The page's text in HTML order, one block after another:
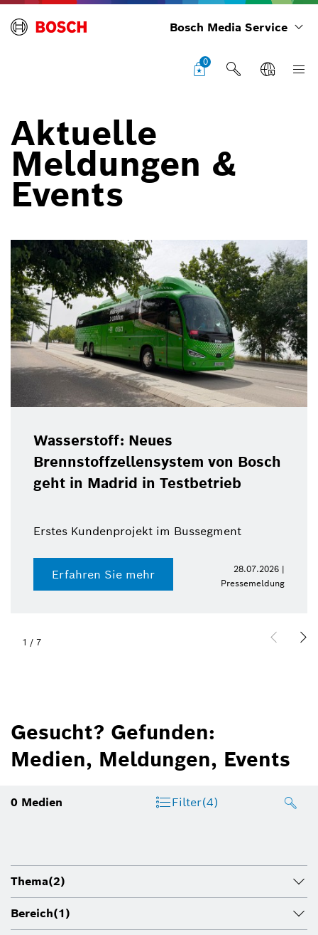
Bosch Media Service
0
Aktuelle
Meldungen &
Events
Wasserstoff: Neues
Brennstoffzellensystem von Bosch
geht in Madrid in Testbetrieb
Erstes Kundenprojekt im Bussegment
Erfahren Sie mehr
28.07.2026 |
Pressemeldung
1 / 7
Gesucht? Gefunden:
Medien, Meldungen, Events
0 Medien Filter(4)
Thema(2)
Bereich(1)